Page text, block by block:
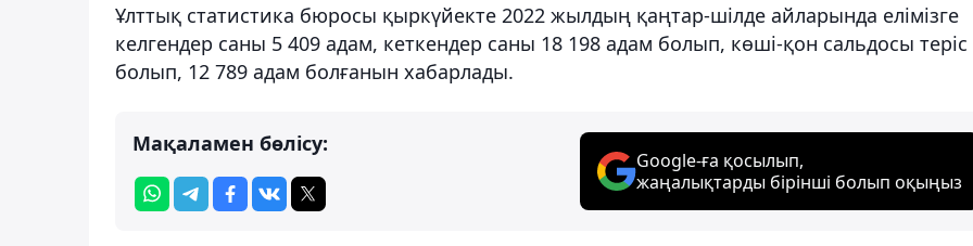
Ұлттық статистика бюросы қыркүйекте 2022 жылдың қаңтар-шілде айларында елімізге
келгендер саны 5 409 адам, кеткендер саны 18 198 адам болып, көші-қон сальдосы теріс
болып, 12 789 адам болғанын хабарлады.
Мақаламен бөлісу:
Google-ға қосылып,
жаңалықтарды бірінші болып оқыңыз